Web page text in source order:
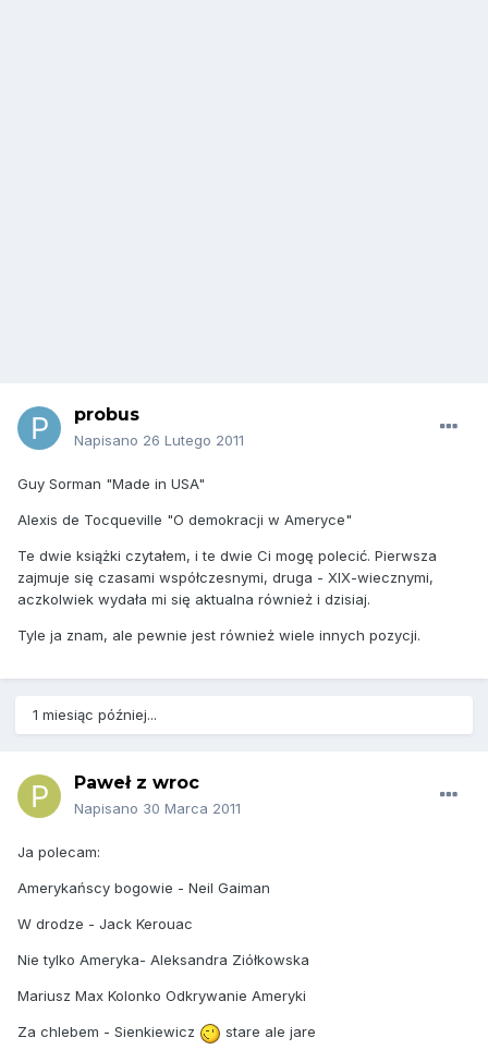
probus
Napisano 26 Lutego 2011
Guy Sorman "Made in USA"
Alexis de Tocqueville "O demokracji w Ameryce"
Te dwie książki czytałem, i te dwie Ci mogę polecić. Pierwsza
zajmuje się czasami współczesnymi, druga - XIX-wiecznymi,
aczkolwiek wydała mi się aktualna również i dzisiaj.
Tyle ja znam, ale pewnie jest również wiele innych pozycji.
1 miesiąc później...
Paweł z wroc
Napisano 30 Marca 2011
Ja polecam:
Amerykańscy bogowie - Neil Gaiman
W drodze - Jack Kerouac
Nie tylko Ameryka- Aleksandra Ziółkowska
Mariusz Max Kolonko Odkrywanie Ameryki
Za chlebem - Sienkiewicz stare ale jare